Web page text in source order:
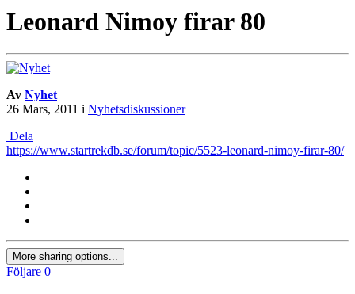
Leonard Nimoy firar 80
Av Nyhet
26 Mars, 2011 i Nyhetsdiskussioner
Dela
https://www.startrekdb.se/forum/topic/5523-leonard-nimoy-firar-80/
More sharing options...
Följare 0